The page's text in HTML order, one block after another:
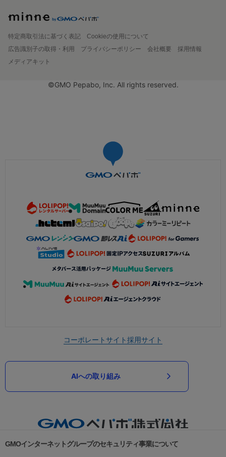
特定商取引法に基づく表記
Cookieの使用について
広告識別子の取得・利用
プライバシーポリシー 会社概要
採用情報
メディアキット
©GMO Pepabo, Inc. All rights reserved.
コーポレートサイト採用サイト
AIへの取り組み
GMOインターネットグループのセキュリティ事業について